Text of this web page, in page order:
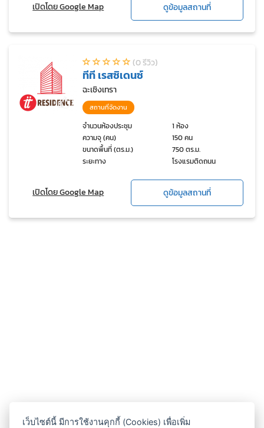
เปิดโดย Google Map ดูข้อมูลสถานที่
(0 รีวิว)
ทีที เรสซิเดนซ์
ฉะเชิงเทรา
สถานที่จัดงาน
จำนวนห้องประชุม
1 ห้อง
ความจุ (คน)
150 คน
ขนาดพื้นที่ (ตร.ม.)
750 ตร.ม.
ระยะทาง
โรงแรมติดถนน
เปิดโดย Google Map ดูข้อมูลสถานที่
เว็บไซต์นี้ มีการใช้งานคุกกี้ (Cookies) เพื่อเพิ่ม